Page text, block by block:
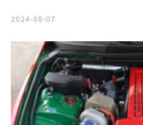
2024-08-07